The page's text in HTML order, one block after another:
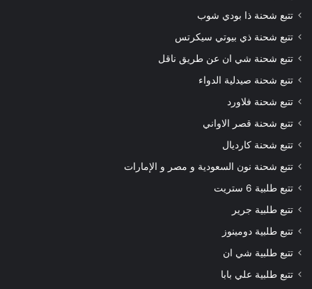
تتبع شحنة ذا بودي شوب
تتبع شحنة ذي بيوتي سيكرتس
تتبع شحنة شي ان عن طريق ناقل
تتبع شحنة صيدلية الدواء
تتبع شحنة فلاورد
تتبع شحنة قصر الاواني
تتبع شحنة كارديال
تتبع شحنة نون السعودية و مصر و الإمارات
تتبع طلبية 6 ستريت
تتبع طلبية جرير
تتبع طلبية دومينوز
تتبع طلبية شي ان
تتبع طلبية علي بابا